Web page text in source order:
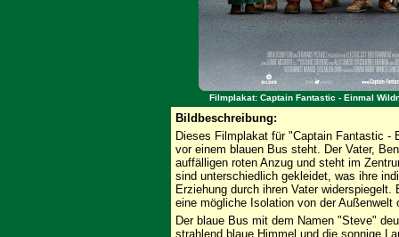
Filmplakat: Captain Fantastic - Einmal
Bildbeschreibung:
Dieses Filmplakat für "Captain Fantastic
vor einem blauen Bus steht. Der Vater,
auffälligen roten Anzug und steht im
sind unterschiedlich gekleidet, was ihre
Erziehung durch ihren Vater
eine mögliche Isolation von der Außenwelt
Der blaue Bus mit dem Namen "Steve"
strahlend blaue Himmel und die sonnige